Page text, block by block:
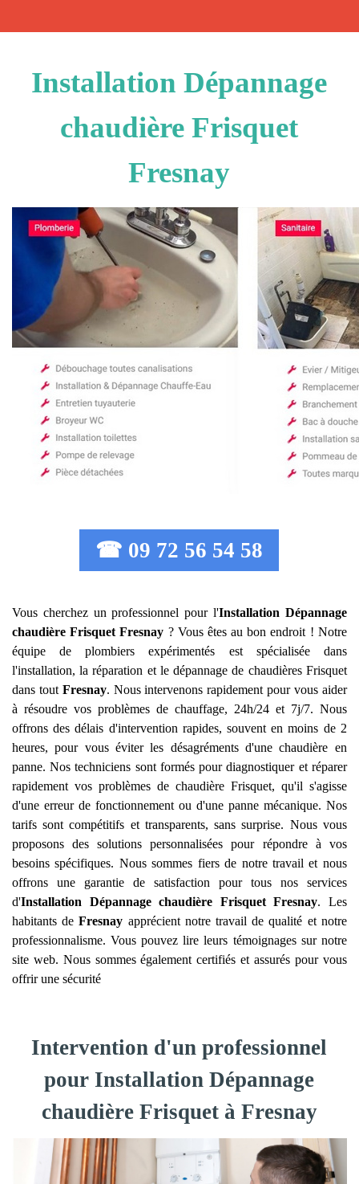
Installation Dépannage
chaudière Frisquet
Fresnay
☎ 09 72 56 54 58
Vous cherchez un professionnel pour l'Installation Dépannage
chaudière Frisquet Fresnay ? Vous êtes au bon endroit ! Notre
équipe de plombiers expérimentés est spécialisée dans
l'installation, la réparation et le dépannage de chaudières Frisquet
dans tout Fresnay. Nous intervenons rapidement pour vous aider
à résoudre vos problèmes de chauffage, 24h/24 et 7j/7. Nous
offrons des délais d'intervention rapides, souvent en moins de 2
heures, pour vous éviter les désagréments d'une chaudière en
panne. Nos techniciens sont formés pour diagnostiquer et réparer
rapidement vos problèmes de chaudière Frisquet, qu'il s'agisse
d'une erreur de fonctionnement ou d'une panne mécanique. Nos
tarifs sont compétitifs et transparents, sans surprise. Nous vous
proposons des solutions personnalisées pour répondre à vos
besoins spécifiques. Nous sommes fiers de notre travail et nous
offrons une garantie de satisfaction pour tous nos services
d'Installation Dépannage chaudière Frisquet Fresnay. Les
habitants deFresnay apprécient notre travail de qualité et notre
professionnalisme. Vous pouvez lire leurs témoignages sur notre
site web. Nous sommes également certifiés et assurés pour vous
offrir une sécurité
Intervention d'un professionnel
pour Installation Dépannage
chaudière Frisquet à Fresnay